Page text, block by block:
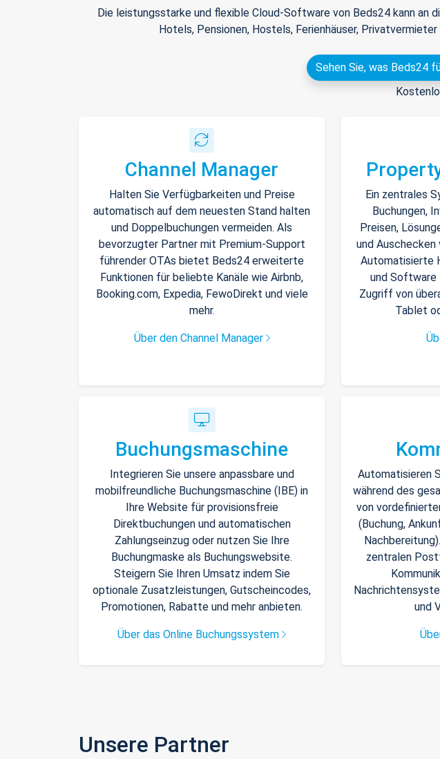
Die leistungsstarke und flexible Cloud-Software von Beds24 kann an
Hotels, Pensionen, Hostels, Ferienhäuser,
Sehen Sie, was Beds24
Channel Manager
Halten Sie Verfügbarkeiten und Preise
automatisch auf dem neuesten Stand halten
und Doppelbuchungen vermeiden. Als
bevorzugter Partner mit Premium-Support
führender OTAs bietet Beds24 erweiterte
Funktionen für beliebte Kanäle wie Airbnb,
Booking.com, Expedia, FewoDirekt und viele
mehr.
Über den Channel Manager
Ein zentrales
Buchungen,
Preisen,
und Auschecken
Automatisierte
und Software
Zugriff von
Tablet
Buchungsmaschine
Integrieren Sie unsere anpassbare und
mobilfreundliche Buchungsmaschine (IBE) in
Ihre Website für provisionsfreie
Direktbuchungen und automatischen
Zahlungseinzug oder nutzen Sie Ihre
Buchungmaske als Buchungswebsite.
Steigern Sie Ihren Umsatz indem Sie
optionale Zusatzleistungen, Gutscheincodes,
Promotionen, Rabatte und mehr anbieten.
Über das Online Buchungssystem
Automatisieren
während des
von
(Buchung,
zentralen
und
Unsere Partner